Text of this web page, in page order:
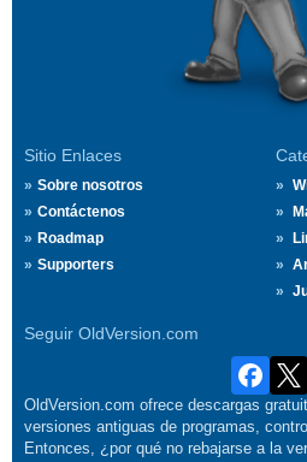
Sitio Enlaces
Sobre nosotros
Contáctenos
Roadmap
Supporters
Seguir OldVersion.com
OldVersion.com ofrece descargas
versiones antiguas de programas,
Entonces, ¿por qué no rebajarse a la